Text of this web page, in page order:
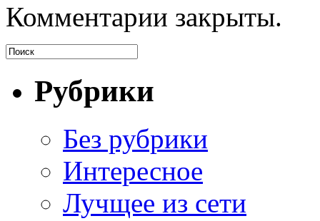
Комментарии закрыты.
Рубрики
Без рубрики
Интересное
Лучщее из сети